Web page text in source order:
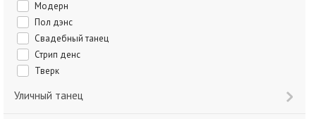
Модерн
Пол дэнс
Свадебный танец
Стрип денс
Тверк
Уличный танец